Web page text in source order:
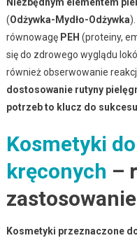
(Odżywka-Mydło-Odżywka
równowagę PEH (proteiny,
się do zdrowego wyglądu
również obserwowanie
dostosowanie rutyny
potrzeb to klucz do
Kosmetyki
kręconych –
zastosowanie
Kosmetyki przeznaczone